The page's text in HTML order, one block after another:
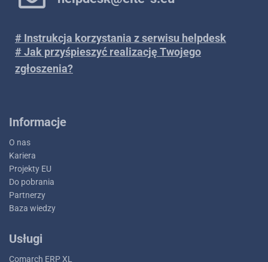
# Instrukcja korzystania z serwisu helpdesk
# Jak przyśpieszyć realizację Twojego
zgłoszenia?
Informacje
O nas
Kariera
Projekty EU
Do pobrania
Partnerzy
Baza wiedzy
Usługi
Comarch ERP XL